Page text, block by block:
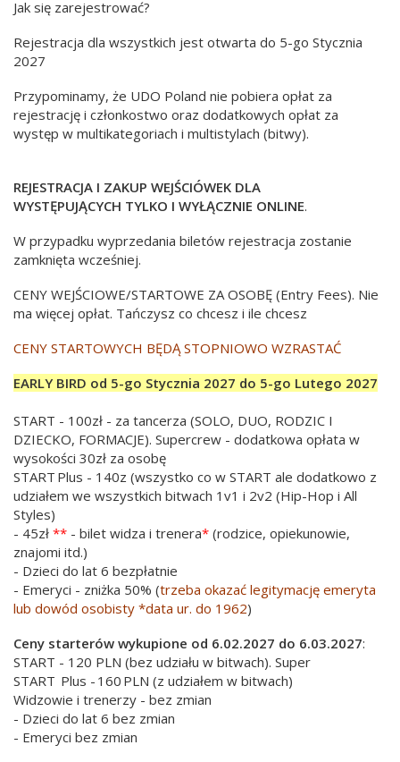
Jak się zarejestrować?
Rejestracja dla wszystkich jest otwarta do 5-go Stycznia
2027
Przypominamy, że UDO Poland nie pobiera opłat za
rejestrację i członkostwo oraz dodatkowych opłat za
występ w multikategoriach i multistylach (bitwy).
REJESTRACJA I ZAKUP WEJŚCIÓWEK DLA
WYSTĘPUJĄCYCH TYLKO I WYŁĄCZNIE ONLINE.
W przypadku wyprzedania biletów rejestracja zostanie
zamknięta wcześniej.
CENY WEJŚCIOWE/STARTOWE ZA OSOBĘ (Entry Fees). Nie
ma więcej opłat. Tańczysz co chcesz i ile chcesz
CENY STARTOWYCH BĘDĄ STOPNIOWO WZRASTAĆ
EARLY BIRD od 5-go Stycznia 2027 do 5-go Lutego 2027
START - 100zł - za tancerza (SOLO, DUO, RODZIC I
DZIECKO, FORMACJE). Supercrew - dodatkowa opłata w
wysokości 30zł za osobę
START Plus - 140z (wszystko co w START ale dodatkowo z
udziałem we wszystkich bitwach 1v1 i 2v2 (Hip-Hop i All
Styles)
- 45zł ** - bilet widza i trenera* (rodzice, opiekunowie,
znajomi itd.)
- Dzieci do lat 6 bezpłatnie
- Emeryci - zniżka 50% (trzeba okazać legitymację emeryta
lub dowód osobisty *data ur. do 1962)
Ceny starterów wykupione od 6.02.2027 do 6.03.2027:
START - 120 PLN (bez udziału w bitwach). Super
START Plus - 160 PLN (z udziałem w bitwach)
Widzowie i trenerzy - bez zmian
- Dzieci do lat 6 bez zmian
- Emeryci bez zmian